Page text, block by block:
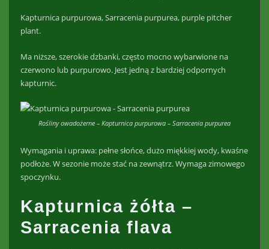
Kapturnica purpurowa, Sarracenia purpurea, purple pitcher
plant.
Ma niższe, szerokie dzbanki, często mocno wybarwione na
czerwono lub purpurowo. Jest jedną z bardziej odpornych
kapturnic.
Rośliny owadożerne – Kapturnica purpurowa – Sarracenia purpurea
Wymagania i uprawa: pełne słońce, dużo miękkiej wody, kwaśne
podłoże. W sezonie może stać na zewnątrz. Wymaga zimowego
spoczynku.
Kapturnica żółta –
Sarracenia flava